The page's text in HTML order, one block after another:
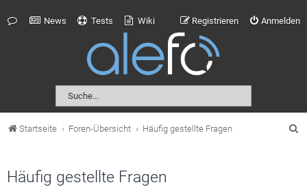
News Tests Wiki Anmelden
Registrieren
Startseite Foren-Übersicht Häufig gestellte Fragen
Häufig gestellte Fragen